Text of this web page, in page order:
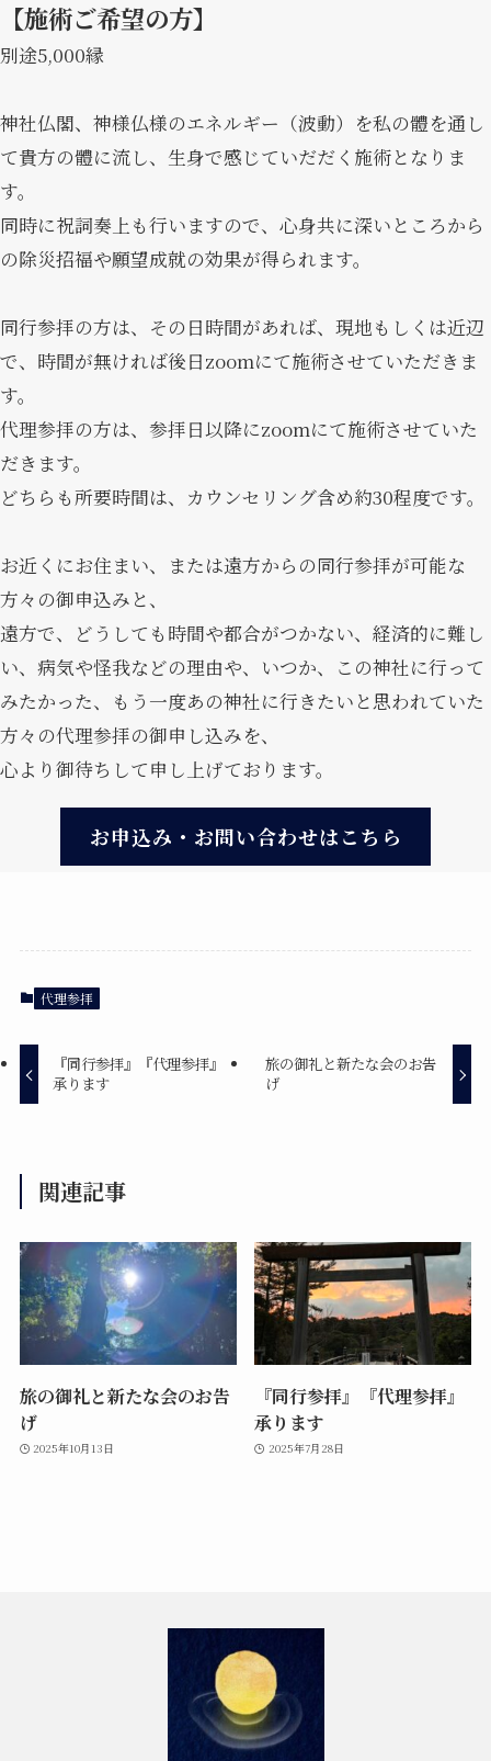
【施術ご希望の方】
別途5,000縁
神社仏閣、神様仏様のエネルギー（波動）を私の體を通し
て貴方の體に流し、生身で感じていだだく施術となりま
す。
同時に祝詞奏上も行いますので、心身共に深いところから
の除災招福や願望成就の効果が得られます。
同行参拝の方は、その日時間があれば、現地もしくは近辺
で、時間が無ければ後日zoomにて施術させていただきま
す。
代理参拝の方は、参拝日以降にzoomにて施術させていた
だきます。
どちらも所要時間は、カウンセリング含め約30程度です。
お近くにお住まい、または遠方からの同行参拝が可能な
方々の御申込みと、
遠方で、どうしても時間や都合がつかない、経済的に難し
い、病気や怪我などの理由や、いつか、この神社に行って
みたかった、もう一度あの神社に行きたいと思われていた
方々の代理参拝の御申し込みを、
心より御待ちして申し上げております。
お申込み・お問い合わせはこちら
代理参拝
『同行参拝』『代理参拝』
承ります
旅の御礼と新たな会のお告
げ
関連記事
旅の御礼と新たな会のお告
げ
2025年10月13日
『同行参拝』『代理参拝』
承ります
2025年7月28日